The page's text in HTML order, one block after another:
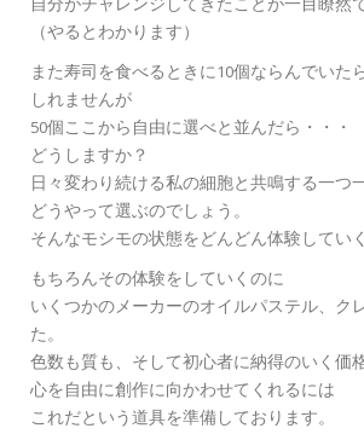
自分がチャレンジしてきたことが一目瞭然
（やるとわかります）
また寿司を食べるときに10個ならんでいた
しれませんが
50個ここから自由に選べと並んだら・・・
どうしますか？
日々変わり続ける私の細胞と共鳴する一つ
どうやって選ぶのでしょう。
そんなモシモの状態をどんどん体験してい
もちろんその体験をしていくのに
いくつかのメーカーのオイルパステル、ク
た。
色数も質も、そして初心者に納得のいく価
心を自由に創作に向かわせてくれるには
これだという道具を準備しております。